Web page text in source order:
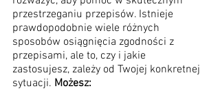
przestrzeganiu przepisów. Istnieje
prawdopodobnie wiele różnych
sposobów osiągnięcia zgodności z
przepisami, ale to, czy i jakie
zastosujesz, zależy od Twojej konkretnej
sytuacji. Możesz: